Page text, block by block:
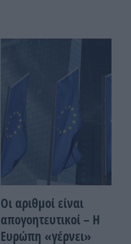
Οι αριθμοί είναι
απογοητευτικοί – Η
Ευρώπη «γέρνει»